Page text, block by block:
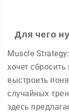
Для чего
Muscle
хочет
выстроить
случайных
здесь